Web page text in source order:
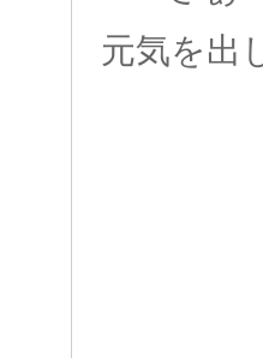
元気を